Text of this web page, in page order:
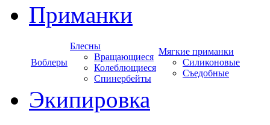
Приманки
Воблеры
Блесны
Вращающиеся
Колеблющиеся
Спинербейты
Мягкие приманки
Силиконовые
Съедобные
Экипировка